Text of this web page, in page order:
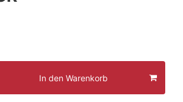
In den Warenkorb